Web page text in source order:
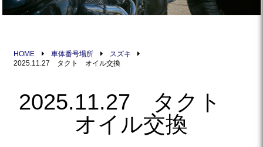
HOME 車体番号場所
スズキ
2025.11.27 タクト オイル交換
2025.11.27 タクト
オイル交換